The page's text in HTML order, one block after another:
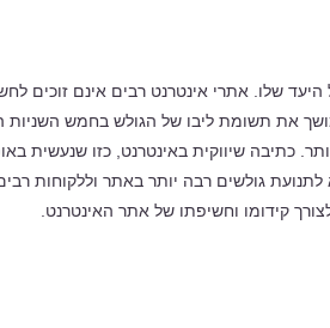
שלו. אתרי אינטרנט רבים אינם זוכים
את תשומת ליבו של הגולש בחמש השניות
כתיבה שיווקית באינטרנט, כזו שנעשית
גולשים רבה יותר באתר וללקוחות
קידומו וחשיפתו של אתר האינטרנט.